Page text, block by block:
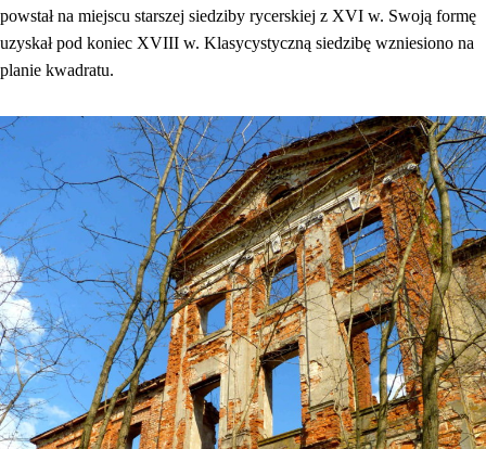
powstał na miejscu starszej siedziby rycerskiej z XVI w. Swoją formę
uzyskał pod koniec XVIII w. Klasycystyczną siedzibę wzniesiono na
planie kwadratu.